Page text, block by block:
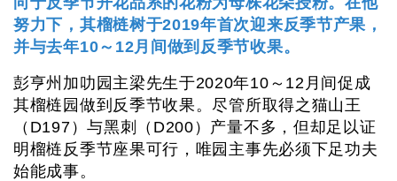
努力下，其榴梿树于2019年首次迎来反季节产果，
并与去年10～12月间做到反季节收果。
彭亨州加叻园主梁先生于2020年10～12月间促成
其榴梿园做到反季节收果。尽管所取得之猫山王
（D197）与黑刺（D200）产量不多，但却足以证
明榴梿反季节座果可行，唯园主事先必须下足功夫
始能成事。